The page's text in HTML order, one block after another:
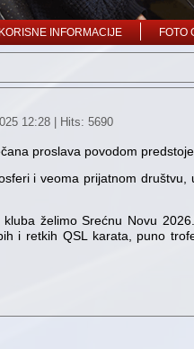
KORISNE INFORMACIJE FOTO
12:28| Hits: 5690
proslava povodom
i veoma prijatnom
želimo Srećnu Novu
i retkih QSL karata, puno